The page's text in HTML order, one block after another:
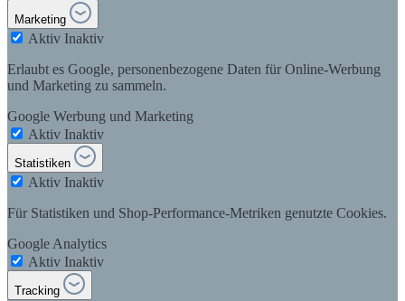
Marketing
Aktiv Inaktiv
Erlaubt es Google, personenbezogene Daten für Online-Werbung
und Marketing zu sammeln.
Google Werbung und Marketing
Aktiv Inaktiv
Statistiken
Aktiv Inaktiv
Für Statistiken und Shop-Performance-Metriken genutzte Cookies.
Google Analytics
Aktiv Inaktiv
Tracking